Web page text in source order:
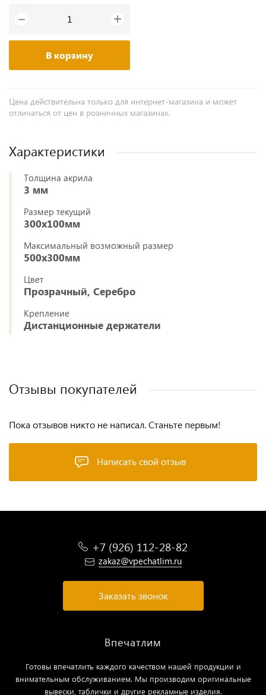
− +
В корзину
Цена действительна только для интернет-магазина и может
отличаться от цен в розничных магазинах.
Характеристики
Толщина акрила
3 мм
Размер текущий
300х100мм
Максимальный возможный размер
500х300мм
Цвет
Прозрачный, Серебро
Крепление
Дистанционные держатели
Отзывы покупателей
Написать свой отзыв
Пока отзывов никто не написал. Станьте первым!
+7 (926) 112-28-82
zakaz@vpechatlim.ru
Заказать звонок
Впечатлим
Готовы впечатлить каждого качеством нашей продукции и
внимательным обслуживанием. Мы производим оригинальные
вывески, таблички и другие рекламные изделия.